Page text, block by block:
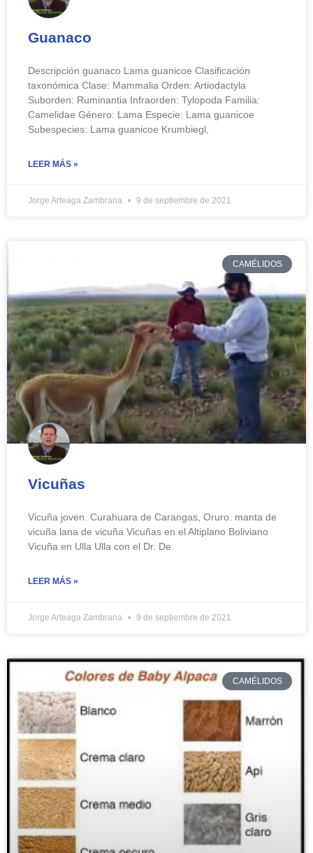
Guanaco
Descripción guanaco Lama guanicoe Clasificación
taxonómica Clase: Mammalia Orden: Artiodactyla
Suborden: Ruminantia Infraorden: Tylopoda Familia:
Camelidae Género: Lama Especie: Lama guanicoe
Subespecies: Lama guanicoe Krumbiegl,
LEER MÁS »
Jorge Arteaga Zambrana 9 de septiembre de 2021
CAMÉLIDOS
Vicuñas
Vicuña joven. Curahuara de Carangas, Oruro. manta de
vicuña lana de vicuña Vicuñas en el Altiplano Boliviano
Vicuña en Ulla Ulla con el Dr. De
LEER MÁS »
Jorge Arteaga Zambrana 9 de septiembre de 2021
CAMÉLIDOS